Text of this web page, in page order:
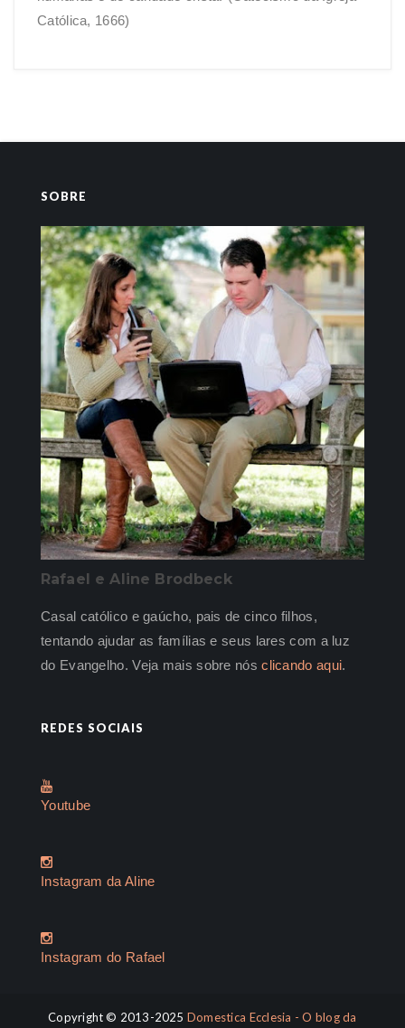
Católica, 1666)
SOBRE
Rafael e Aline Brodbeck
Casal católico e gaúcho, pais de cinco filhos,
tentando ajudar as famílias e seus lares com a luz
do Evangelho. Veja mais sobre nósclicando aqui.
REDES SOCIAIS
Youtube
Instagram da Aline
Instagram do Rafael
Copyright © 2013-2025 Domestica Ecclesia - O blog da